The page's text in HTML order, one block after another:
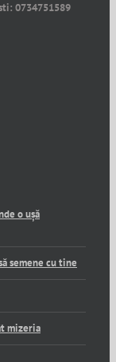
0734751589
o ușă
semene cu tine
mizeria